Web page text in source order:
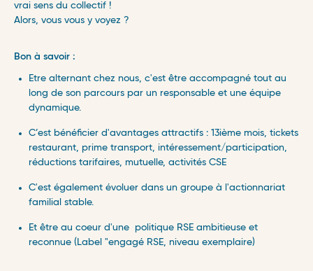
vrai sens du collectif !
Alors, vous vous y voyez ?
Bon à savoir :
Etre alternant chez nous, c'est être accompagné tout au
long de son parcours par un responsable et une équipe
dynamique.
C’est bénéficier d'avantages attractifs : 13ième mois, tickets
restaurant, prime transport, intéressement/participation,
réductions tarifaires, mutuelle, activités CSE
C'est également évoluer dans un groupe à l'actionnariat
familial stable.
Et être au coeur d'une politique RSE ambitieuse et
reconnue (Label "engagé RSE, niveau exemplaire)